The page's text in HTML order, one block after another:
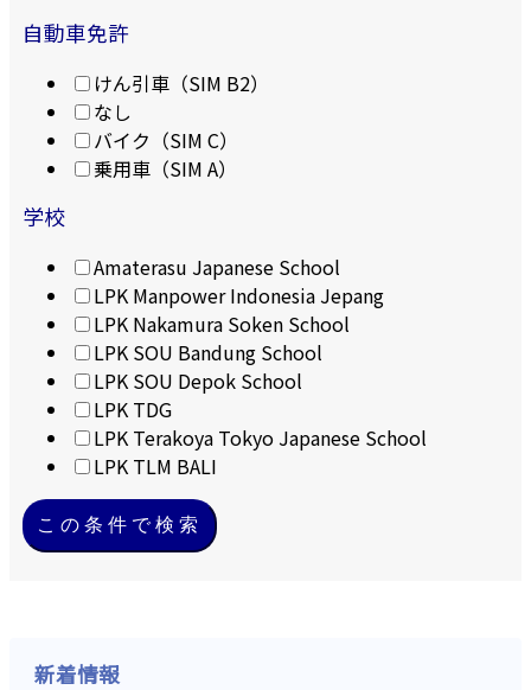
自動車免許
けん引車（SIM B2）
なし
バイク（SIM C）
乗用車（SIM A）
学校
Amaterasu Japanese School
LPK Manpower Indonesia Jepang
LPK Nakamura Soken School
LPK SOU Bandung School
LPK SOU Depok School
LPK TDG
LPK Terakoya Tokyo Japanese School
LPK TLM BALI
この条件で検索
新着情報